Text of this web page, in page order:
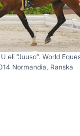
eli ”Juuso”. World
Normandia, Ranska